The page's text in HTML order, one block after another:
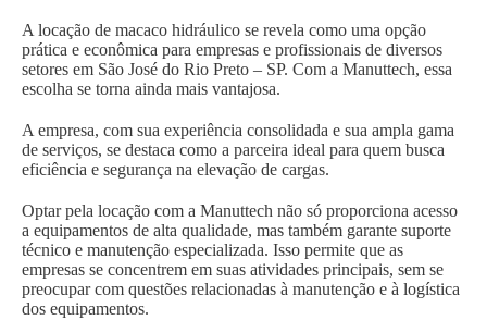
A locação de macaco hidráulico se revela como uma opção
prática e econômica para empresas e profissionais de diversos
setores em São José do Rio Preto – SP. Com a Manuttech, essa
escolha se torna ainda mais vantajosa.
A empresa, com sua experiência consolidada e sua ampla gama
de serviços, se destaca como a parceira ideal para quem busca
eficiência e segurança na elevação de cargas.
Optar pela locação com a Manuttech não só proporciona acesso
a equipamentos de alta qualidade, mas também garante suporte
técnico e manutenção especializada. Isso permite que as
empresas se concentrem em suas atividades principais, sem se
preocupar com questões relacionadas à manutenção e à logística
dos equipamentos.